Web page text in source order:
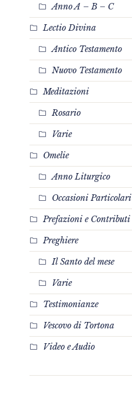
Anno A – B – C
Lectio Divina
Antico Testamento
Nuovo Testamento
Meditazioni
Rosario
Varie
Omelie
Anno Liturgico
Occasioni Particolari
Prefazioni e Contributi
Preghiere
Il Santo del mese
Varie
Testimonianze
Vescovo di Tortona
Video e Audio